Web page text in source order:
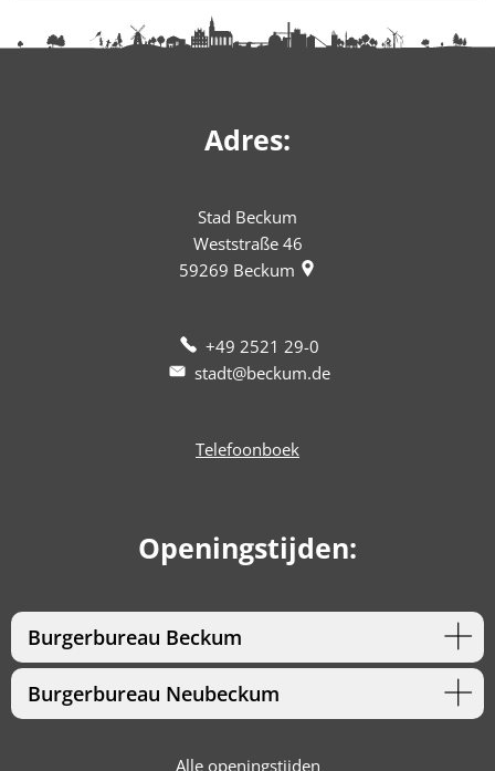
Adres:
Stad Beckum
Weststraße 46
59269 Beckum
+49 2521 29-0
stadt@beckum.de
Telefoonboek
Openingstijden:
Burgerbureau Beckum
Burgerbureau Neubeckum
Alle openingstijden